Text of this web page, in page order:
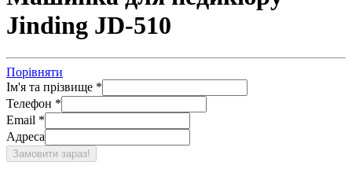
Jinding JD-510
Порівняти
Ім'я та прізвище *
Телефон *
Email *
Адреса
Замовити зараз!